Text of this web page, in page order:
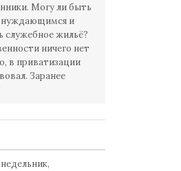
Могу ли быть
нуждающимся и
служебное жильё?
ничего нет
в приватизации
Заранее